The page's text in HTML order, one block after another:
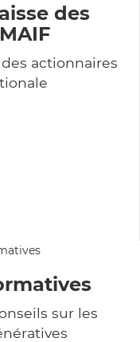
des
actionnaires
sur les